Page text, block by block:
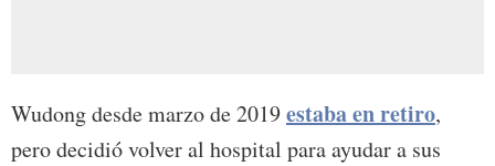
Wudong desde marzo de 2019estaba en retiro,
pero decidió volver al hospital para ayudar a sus